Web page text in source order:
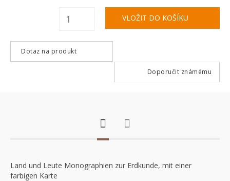
Dotaz na produkt
Doporučit známému
Land und Leute Monographien zur Erdkunde, mit einer
farbigen Karte